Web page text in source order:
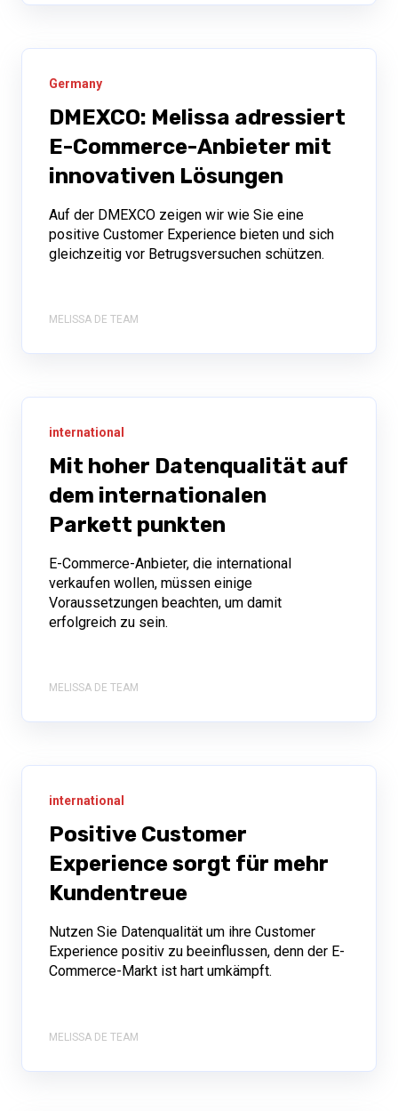
Germany
DMEXCO: Melissa adressiert
E-Commerce-Anbieter mit
innovativen Lösungen
Auf der DMEXCO zeigen wir wie Sie eine
positive Customer Experience bieten und sich
gleichzeitig vor Betrugsversuchen schützen.
MELISSA DE TEAM
international
Mit hoher Datenqualität auf
dem internationalen
Parkett punkten
E-Commerce-Anbieter, die international
verkaufen wollen, müssen einige
Voraussetzungen beachten, um damit
erfolgreich zu sein.
MELISSA DE TEAM
international
Positive Customer
Experience sorgt für mehr
Kundentreue
Nutzen Sie Datenqualität um ihre Customer
Experience positiv zu beeinflussen, denn der E-
Commerce-Markt ist hart umkämpft.
MELISSA DE TEAM